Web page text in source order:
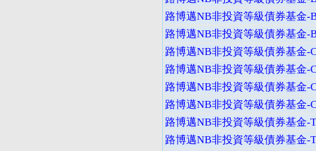
路博邁NB非投資等級債券基金-
路博邁NB非投資等級債券基金-
路博邁NB非投資等級債券基金-
路博邁NB非投資等級債券基金-
路博邁NB非投資等級債券基金-
路博邁NB非投資等級債券基金-
路博邁NB非投資等級債券基金-
路博邁NB非投資等級債券基金-